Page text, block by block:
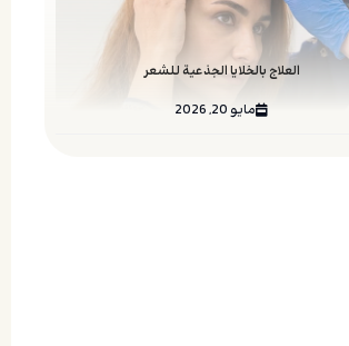
العلاج بالخلايا الجذعية للشعر
مايو 20, 2026